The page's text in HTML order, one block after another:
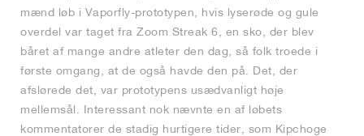
mænd løb i Vaporfly-prototypen, hvis lyserøde og gule
overdel var taget fra Zoom Streak 6, en sko, der blev
båret af mange andre atleter den dag, så folk troede i
første omgang, at de også havde den på. Det, der
afslørede det, var prototypens usædvanligt høje
mellemsål. Interessant nok nævnte en af løbets
kommentatorer de stadig hurtigere tider, som Kipchoge